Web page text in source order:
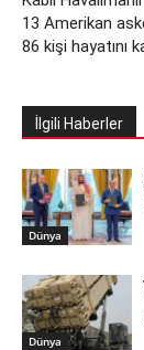
13 Amerikan
86 kişi hayatını
İlgili Haberler
Dünya
Dünya